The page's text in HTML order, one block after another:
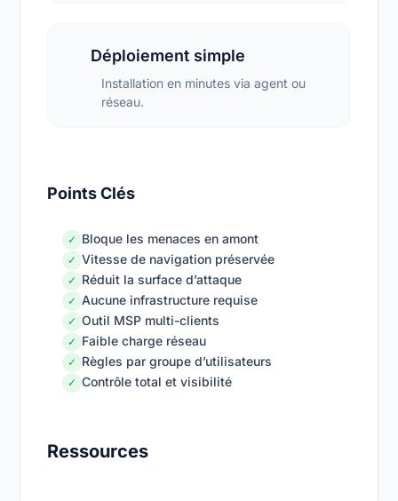
Déploiement simple
Installation en minutes via agent ou
réseau.
Points Clés
✓ Bloque les menaces en amont
✓ Vitesse de navigation préservée
✓ Réduit la surface d’attaque
✓ Aucune infrastructure requise
✓ Outil MSP multi-clients
✓ Faible charge réseau
✓ Règles par groupe d’utilisateurs
✓ Contrôle total et visibilité
Ressources